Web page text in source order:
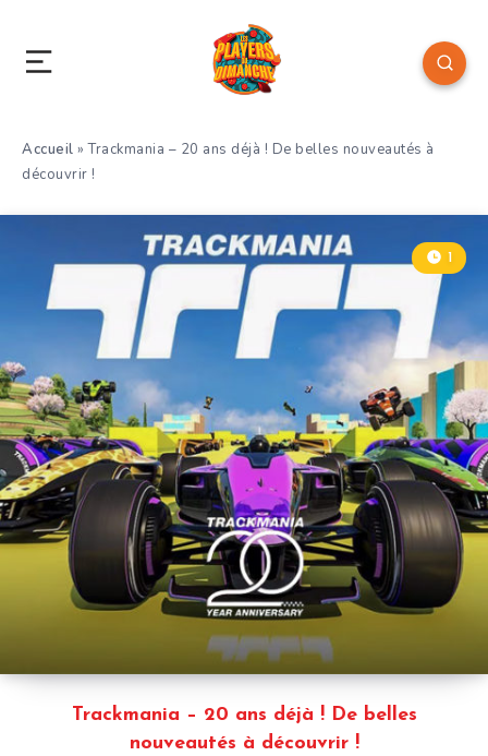
Accueil »Trackmania – 20 ans déjà ! De belles nouveautés à
découvrir !
Trackmania – 20 ans déjà ! De belles
nouveautés à découvrir !
1